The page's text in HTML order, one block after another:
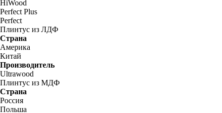
HiWood
Perfect Plus
Perfect
Плинтус из ЛДФ
Страна
Америка
Китай
Производитель
Ultrawood
Плинтус из МДФ
Страна
Россия
Польша